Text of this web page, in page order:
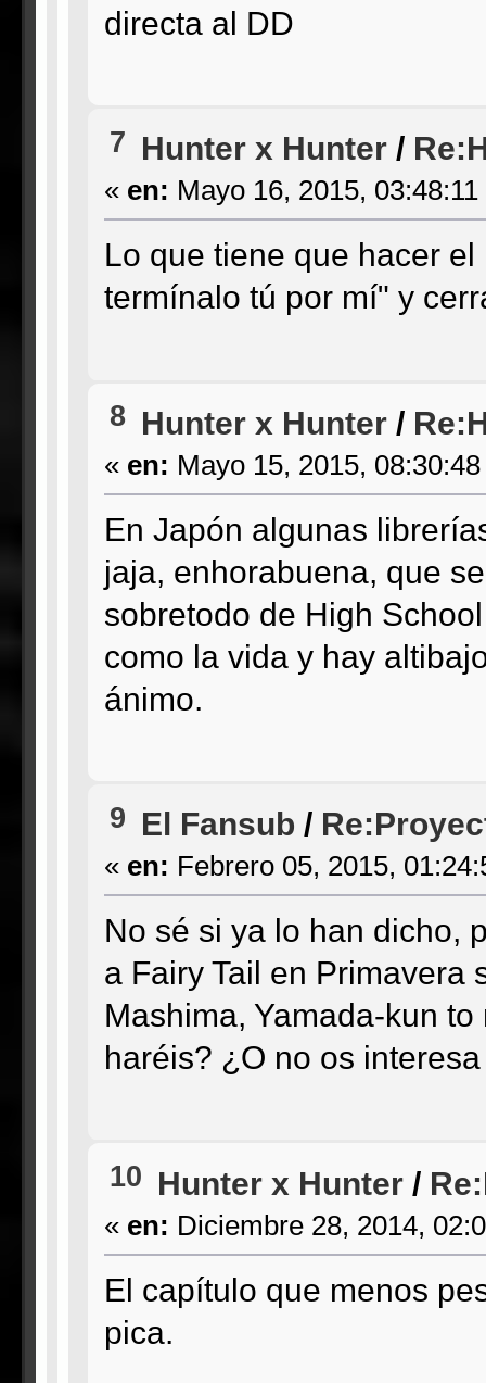
directa al DD
7 Hunter x Hunter/
« en: Mayo 16, 2015,
Lo que tiene que hacer
termínalo tú por mí" y
8 Hunter x Hunter/
« en: Mayo 15, 2015,
En Japón algunas
jaja, enhorabuena, que
sobretodo de High
como la vida y hay
ánimo.
9 El Fansub /
« en: Febrero 05, 2015,
No sé si ya lo han dicho,
a Fairy Tail en Primavera
Mashima, Yamada-kun
haréis? ¿O no os
10 Hunter x Hunter/
« en: Diciembre 28, 2014,
El capítulo que menos
pica.